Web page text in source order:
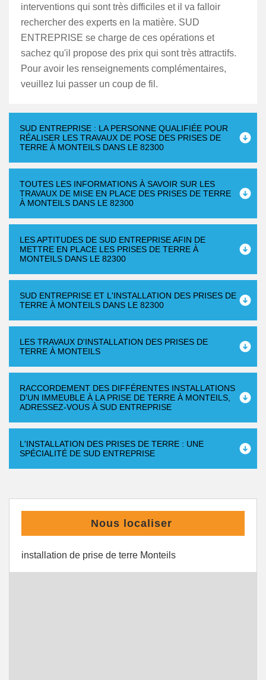
interventions qui sont très difficiles et il va falloir
rechercher des experts en la matière. SUD
ENTREPRISE se charge de ces opérations et
sachez qu'il propose des prix qui sont très attractifs.
Pour avoir les renseignements complémentaires,
veuillez lui passer un coup de fil.
SUD ENTREPRISE : LA PERSONNE QUALIFIÉE POUR
RÉALISER LES TRAVAUX DE POSE DES PRISES DE
TERRE À MONTEILS DANS LE 82300
TOUTES LES INFORMATIONS À SAVOIR SUR LES
TRAVAUX DE MISE EN PLACE DES PRISES DE TERRE
À MONTEILS DANS LE 82300
LES APTITUDES DE SUD ENTREPRISE AFIN DE
METTRE EN PLACE LES PRISES DE TERRE À
MONTEILS DANS LE 82300
SUD ENTREPRISE ET L'INSTALLATION DES PRISES DE
TERRE À MONTEILS DANS LE 82300
LES TRAVAUX D'INSTALLATION DES PRISES DE
TERRE À MONTEILS
RACCORDEMENT DES DIFFÉRENTES INSTALLATIONS
D’UN IMMEUBLE À LA PRISE DE TERRE À MONTEILS,
ADRESSEZ-VOUS À SUD ENTREPRISE
L'INSTALLATION DES PRISES DE TERRE : UNE
SPÉCIALITÉ DE SUD ENTREPRISE
Nous localiser
installation de prise de terre Monteils